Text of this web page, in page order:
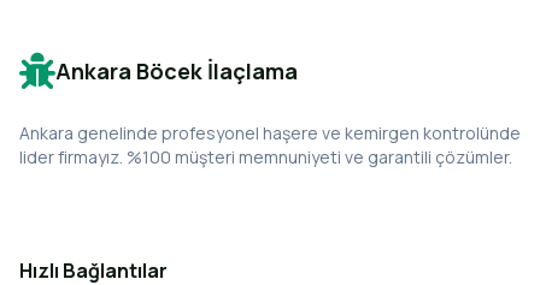
Ankara Böcek İlaçlama
Ankara genelinde profesyonel haşere ve kemirgen kontrolünde
lider firmayız. %100 müşteri memnuniyeti ve garantili çözümler.
Hızlı Bağlantılar